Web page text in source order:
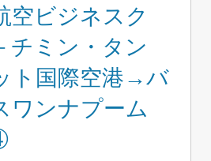
空ビジネスク
ミン・タン
ト国際空港→バ
ワンナプーム